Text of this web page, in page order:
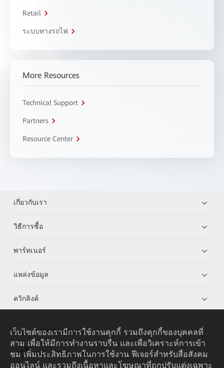
Retail
ระบบทางรถไฟ
More Resources
Technical Support
Partners
Resource Center
เกี่ยวกับเรา
วิธีการซื้อ
พาร์ทเนอร์
แหล่งข้อมูล
ควิกลิงค์
HUAWEI eKit App
Huawei HiKnow App
เว็บไซต์ของเรามีการใช้งานคุกกี้ รวมถึงคุกกี้ของบุคคลที่
สาม เพื่อให้มีการทำงานราบรื่น และเพื่อวิเคราะห์การเข้า
ชม เพิ่มประสิทธิภาพในการใช้งาน ฟีเจอร์สำหรับสื่อสังคม
ออนไลน์ และรวมถึงเนื้อหาและโฆษณาที่ถูกปรับแต่งเฉพาะ